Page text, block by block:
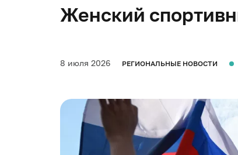
Женский
8 июля 2026 РЕГИОНАЛЬНЫЕ НОВОСТИ